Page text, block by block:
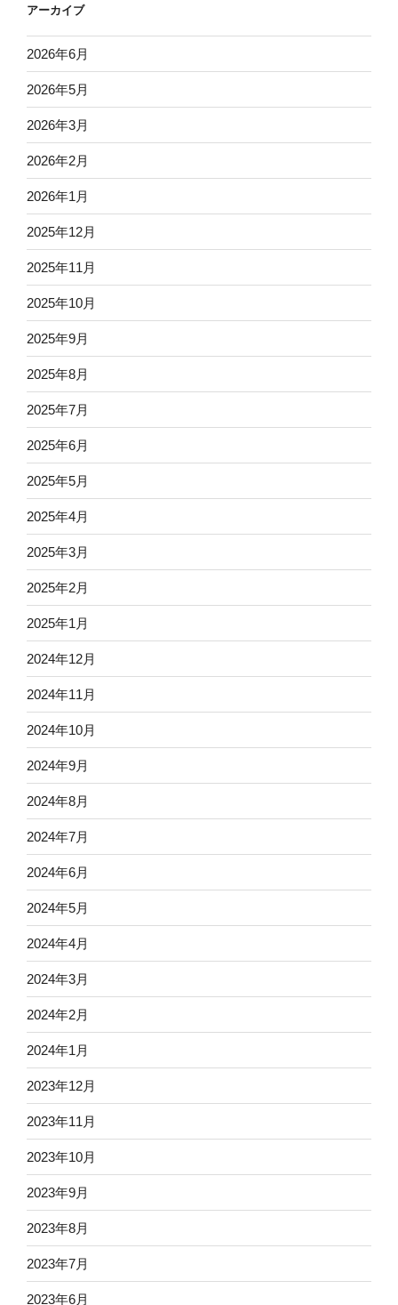
アーカイブ
2026年6月
2026年5月
2026年3月
2026年2月
2026年1月
2025年12月
2025年11月
2025年10月
2025年9月
2025年8月
2025年7月
2025年6月
2025年5月
2025年4月
2025年3月
2025年2月
2025年1月
2024年12月
2024年11月
2024年10月
2024年9月
2024年8月
2024年7月
2024年6月
2024年5月
2024年4月
2024年3月
2024年2月
2024年1月
2023年12月
2023年11月
2023年10月
2023年9月
2023年8月
2023年7月
2023年6月